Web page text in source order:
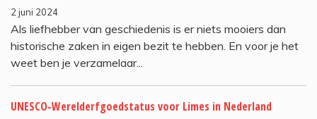
2 juni 2024
Als liefhebber van geschiedenis is er niets mooiers dan
historische zaken in eigen bezit te hebben. En voor je het
weet ben je verzamelaar...
UNESCO-Werelderfgoedstatus voor Limes in Nederland